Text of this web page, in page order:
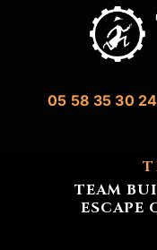
05 58 35 30 24
Nos salles
TEAM
ESCAPE